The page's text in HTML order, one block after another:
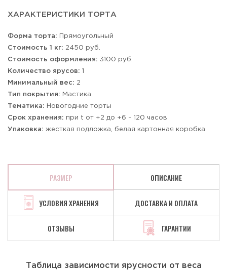
ХАРАКТЕРИСТИКИ ТОРТА
Форма торта: Прямоугольный
Стоимость 1 кг: 2450 руб.
Стоимость оформления: 3100 руб.
Количество ярусов: 1
Минимальный вес: 2
Тип покрытия: Мастика
Тематика: Новогодние торты
Срок хранения: при t от +2 до +6 – 120 часов
Упаковка: жесткая подложка, белая картонная коробка
РАЗМЕР ОПИСАНИЕ
УСЛОВИЯ ХРАНЕНИЯ ДОСТАВКА И ОПЛАТА
ОТЗЫВЫ ГАРАНТИИ
Таблица зависимости ярусности от веса